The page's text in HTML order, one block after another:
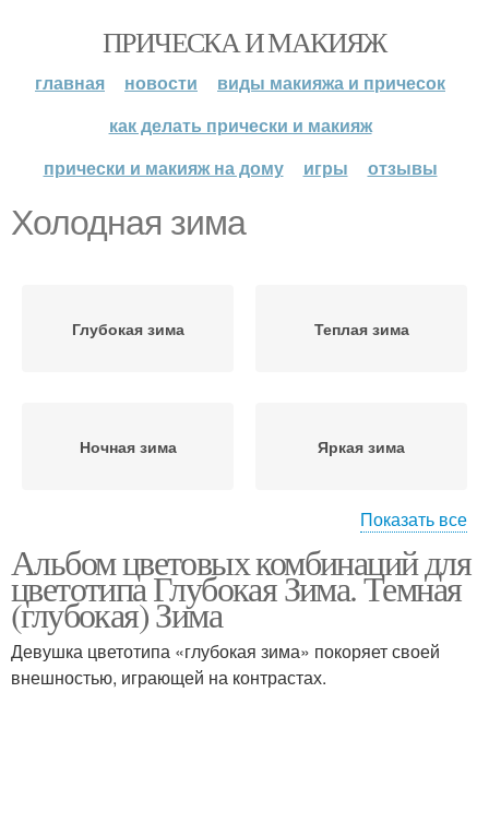
ПРИЧЕСКА И МАКИЯЖ
главная новости
виды макияжа и причесок
как делать прически и макияж
прически и макияж на дому
игры отзывы
Холодная зима
Глубокая зима Теплая зима
Ночная зима Яркая зима
Глубокая/темная зима
Показать все
Альбом цветовых комбинаций для
цветотипа Глубокая Зима. Темная
(глубокая) Зима
Девушка цветотипа «глубокая зима» покоряет своей
внешностью, играющей на контрастах.